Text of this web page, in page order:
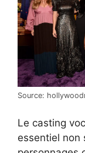
Source:
Le casting
essentiel non